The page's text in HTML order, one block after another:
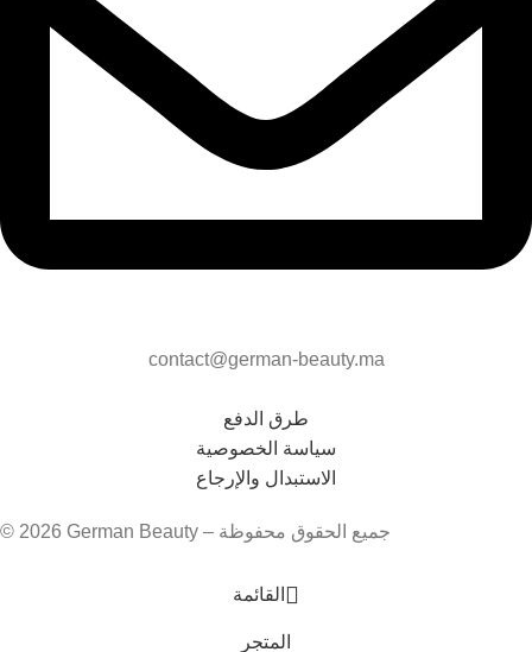
contact@german-beauty.ma
طرق الدفع
سياسة الخصوصية
الاستبدال والإرجاع
© 2026 German Beauty – جميع الحقوق محفوظة
القائمة
المتجر